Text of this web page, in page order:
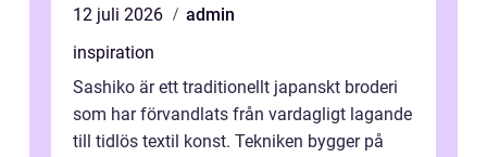
12 juli 2026
admin
inspiration
Sashiko är ett traditionellt japanskt broderi
som har förvandlats från vardagligt lagande
till tidlös textil konst. Tekniken bygger på